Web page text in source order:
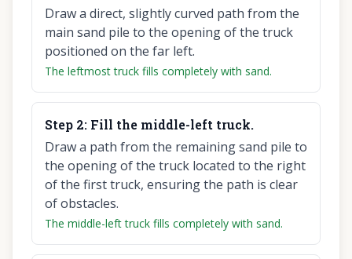
Draw a direct, slightly curved path from the
main sand pile to the opening of the truck
positioned on the far left.
The leftmost truck fills completely with sand.
Step 2: Fill the middle-left truck.
Draw a path from the remaining sand pile to
the opening of the truck located to the right
of the first truck, ensuring the path is clear
of obstacles.
The middle-left truck fills completely with sand.